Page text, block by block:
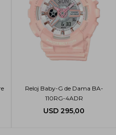
Reloj Baby-G de Dama BA-
110RG-4ADR
USD 295,00